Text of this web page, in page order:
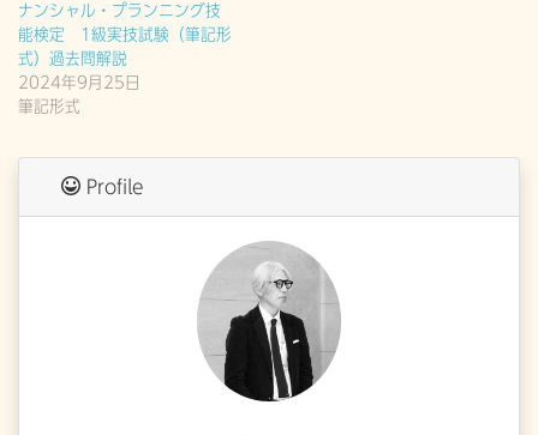
ナンシャル・プランニング技
能検定 1級実技試験（筆記形
式）過去問解説
2024年9月25日
筆記形式
Profile